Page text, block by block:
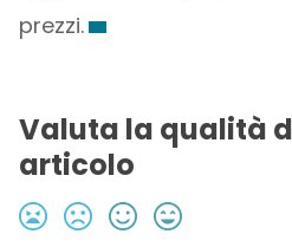
prezzi.
Valuta la qualità
articolo